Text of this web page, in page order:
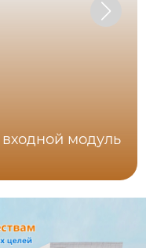
модуль